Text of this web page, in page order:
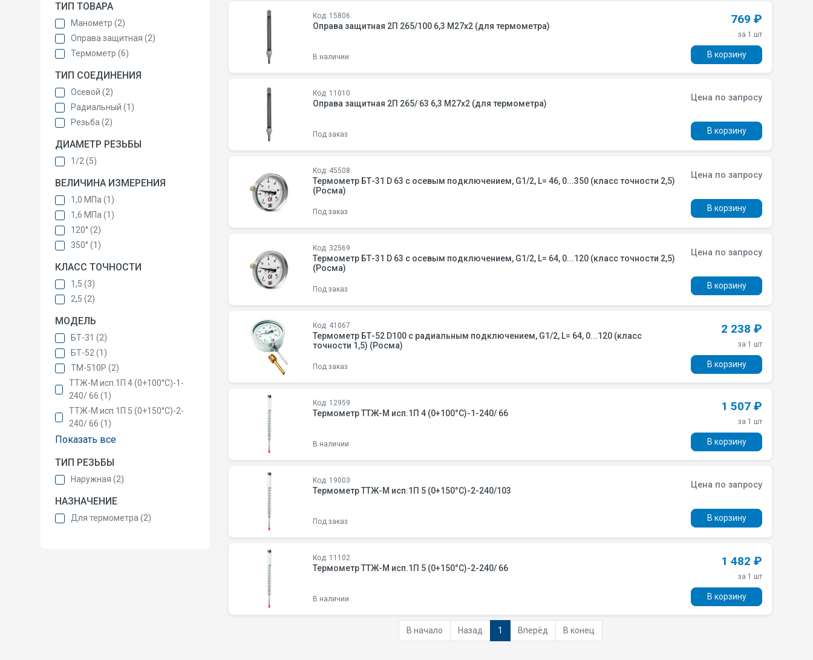
ТИП ТОВАРА
Манометр (2)
Оправа защитная (2)
Термометр (6)
ТИП СОЕДИНЕНИЯ
Осевой (2)
Радиальный (1)
Резьба (2)
ДИАМЕТР РЕЗЬБЫ
1/2 (5)
ВЕЛИЧИНА ИЗМЕРЕНИЯ
1,0 MПа (1)
1,6 MПа (1)
120° (2)
350° (1)
КЛАСС ТОЧНОСТИ
1,5 (3)
2,5 (2)
МОДЕЛЬ
БТ-31 (2)
БТ-52 (1)
ТМ-510Р (2)
ТТЖ-М исп.1П 4 (0+100°С)-1-
240/ 66 (1)
ТТЖ-М исп.1П 5 (0+150°С)-2-
240/ 66 (1)
Показать все
ТИП РЕЗЬБЫ
Наружная (2)
НАЗНАЧЕНИЕ
Для термометра (2)
Код: 15806
Оправа защитная 2П 265/100 6,3 М27х2 (для термометра)
В наличии
769 ₽
за 1 шт
В корзину
Код: 11010
Оправа защитная 2П 265/ 63 6,3 М27х2 (для термометра)
Под заказ
Цена по запросу
В корзину
Код: 45508
Термометр БТ-31 D 63 с осевым подключением, G1/2, L= 46, 0...350 (класс точности 2,5)
(Росма)
Под заказ
Цена по запросу
В корзину
Код: 32569
Термометр БТ-31 D 63 с осевым подключением, G1/2, L= 64, 0...120 (класс точности 2,5)
(Росма)
Под заказ
Цена по запросу
В корзину
Код: 41067
Термометр БТ-52 D100 с радиальным подключением, G1/2, L= 64, 0...120 (класс
точности 1,5) (Росма)
Под заказ
2 238 ₽
за 1 шт
В корзину
Код: 12959
Термометр ТТЖ-М исп.1П 4 (0+100°С)-1-240/ 66
В наличии
1 507 ₽
за 1 шт
В корзину
Код: 19003
Термометр ТТЖ-М исп.1П 5 (0+150°С)-2-240/103
Под заказ
Цена по запросу
В корзину
Код: 11102
Термометр ТТЖ-М исп.1П 5 (0+150°С)-2-240/ 66
В наличии
1 482 ₽
за 1 шт
В корзину
В начало Назад 1 Вперёд В конец